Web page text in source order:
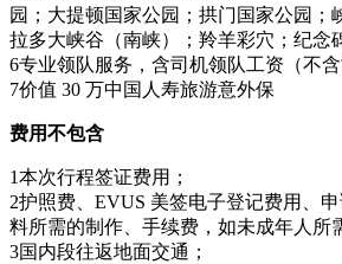
园；大提顿国家公园；拱门国家公园；
拉多大峡谷（南峡）；羚羊彩穴；纪念
6专业领队服务，含司机领队工资（不含
7价值 30 万中国人寿旅游意外保
费用不包含
1本次行程签证费用；
2护照费、EVUS 美签电子登记费用、
料所需的制作、手续费，如未成年人所
3国内段往返地面交通；